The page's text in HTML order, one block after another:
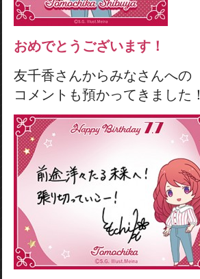
おめでとうございます！
友千香さんからみなさんへの
コメントも預かってきました！